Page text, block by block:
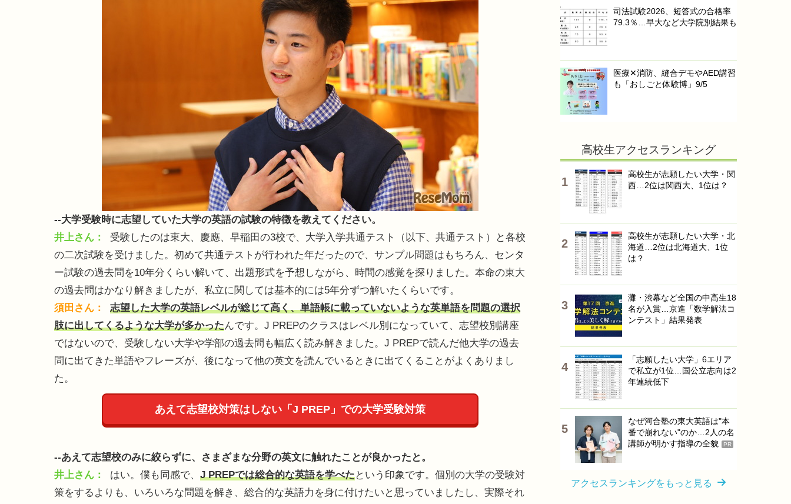
--大学受験時に志望していた大学の英語の試験の特徴を教えてください。
井上さん：
受験したのは東大、慶應、早稲田の3校で、大学入学共通テスト（以下、共通テスト）と各校
の二次試験を受けました。初めて共通テストが行われた年だったので、サンプル問題はもちろん、センタ
ー試験の過去問を10年分くらい解いて、出題形式を予想しながら、時間の感覚を探りました。本命の東大
の過去問はかなり解きましたが、私立に関しては基本的には5年分ずつ解いたくらいです。
須田さん：
志望した大学の英語レベルが総じて高く、単語帳に載っていないような英単語を問題の選択
肢に出してくるような大学が多かったんです。J PREPのクラスはレベル別になっていて、志望校別講座
ではないので、受験しない大学や学部の過去問も幅広く読み解きました。J PREPで読んだ他大学の過去
問に出てきた単語やフレーズが、後になって他の英文を読んでいるときに出てくることがよくありまし
た。
あえて志望校対策はしない「J PREP」での大学受験対策
--あえて志望校のみに絞らずに、さまざまな分野の英文に触れたことが良かったと。
井上さん：
はい。僕も同感で、 J PREPでは総合的な英語を学べたという印象です。個別の大学の受験対
策をするよりも、いろいろな問題を解き、総合的な英語力を身に付けたいと思っていましたし、実際それ
司法試験2026、短答式の合格率
79.3％…早大など大学院別結果も
医療✕消防、縫合デモやAED講習
も「おしごと体験博」9/5
高校生アクセスランキング
高校生が志願したい大学・関
西…2位は関西大、1位は？
高校生が志願したい大学・北
海道…2位は北海道大、1位
は？
灘・渋幕など全国の中高生18
名が入賞…京進「数学解法コ
ンテスト」結果発表
「志願したい大学」6エリア
で私立が1位…国公立志向は2
年連続低下
なぜ河合塾の東大英語は"本
番で崩れない"のか…2人の名
講師が明かす指導の全貌
PR
アクセスランキングをもっと見る